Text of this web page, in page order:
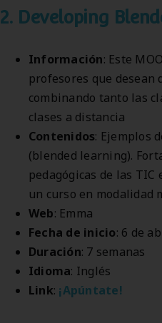
2. Developing
Información: Este
profesores que desean
combinando tanto las
clases a distancia
Contenidos: Ejemplos
(blended learning).
pedagógicas de las
un curso en modalidad
Web: Emma
Fecha de inicio: 6 de
Duración: 7 semanas
Idioma: Inglés
Link: ¡Apúntate!